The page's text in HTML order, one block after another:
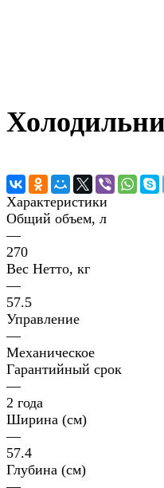
Характеристики
Общий объем, л
—
270
Вес Нетто, кг
—
57.5
Управление
—
Механическое
Гарантийный срок
—
2 года
Ширина (см)
—
57.4
Глубина (см)